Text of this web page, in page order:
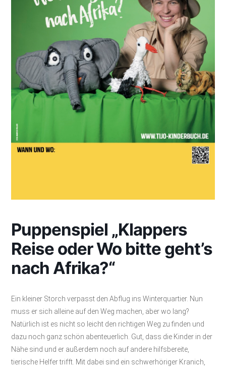
Puppenspiel „Klappers
Reise oder Wo bitte geht’s
nach Afrika?“
Ein kleiner Storch verpasst den Abflug ins Winterquartier. Nun
muss er sich alleine auf den Weg machen, aber wo lang?
Natürlich ist es nicht so leicht den richtigen Weg zu finden und
dazu noch ganz schön abenteuerlich. Gut, dass die Kinder in der
Nähe sind und er außerdem noch auf andere hilfsbereite,
tierische Helfer trifft. Mit dabei sind ein schwerhöriger Kranich,